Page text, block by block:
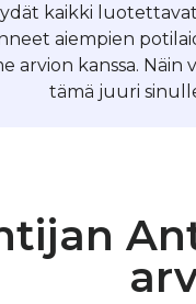
kaikki
aiempien
arvion kanssa. Näin
tämä juuri